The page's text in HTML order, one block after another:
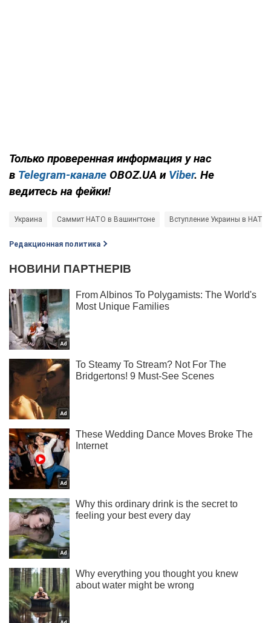
Только проверенная информация у нас
в Telegram-канале OBOZ.UA и Viber. Не
ведитесь на фейки!
Украина Саммит НАТО в Вашингтоне Вступление Украины в НАТО
Редакционная политика